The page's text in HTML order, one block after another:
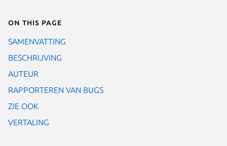
On this page
SAMENVATTING
BESCHRIJVING
AUTEUR
RAPPORTEREN VAN BUGS
ZIE OOK
VERTALING